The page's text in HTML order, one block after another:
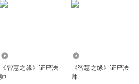
《智慧之缘》证严法
师
《智慧之缘》证严法
师